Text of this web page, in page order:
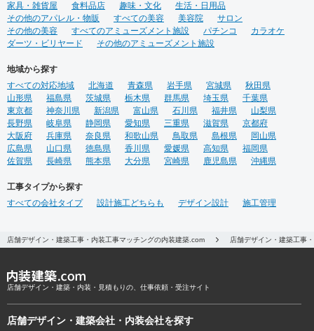
家具・雑貨屋
食料品店 趣味・文化
生活・日用品
その他のアパレル・物販
すべての美容 美容院
サロン
その他の美容
すべてのアミューズメント施設 パチンコ
カラオケ
ダーツ・ビリヤード
その他のアミューズメント施設
地域から探す
すべての対応地域
北海道 青森県 岩手県 宮城県
秋田県
山形県
福島県 茨城県 栃木県 群馬県 埼玉県
千葉県
東京都
神奈川県 新潟県 富山県 石川県 福井県
山梨県
長野県
岐阜県 静岡県 愛知県 三重県 滋賀県
京都府
大阪府
兵庫県 奈良県 和歌山県 鳥取県 島根県
岡山県
広島県
山口県 徳島県 香川県 愛媛県 高知県
福岡県
佐賀県
長崎県 熊本県 大分県 宮崎県 鹿児島県 沖縄県
工事タイプから探す
すべての会社タイプ
設計施工どちらも デザイン設計 施工管理
店舗デザイン・建築工事・内装工事マッチングの内装建築.com 店舗デザイン・建築工事
店舗デザイン・建築・内装・見積もりの、仕事依頼・受注サイト
店舗デザイン・建築会社・内装会社を探す